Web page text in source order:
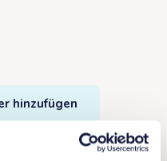
hinzufügen